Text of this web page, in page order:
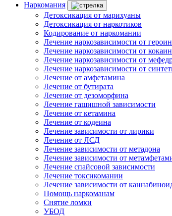
Наркомания
Детоксикация от марихуаны
Детоксикация от наркотиков
Кодирование от наркомании
Лечение наркозависимости от
Лечение наркозависимости от
Лечение наркозависимости от
Лечение наркозависимости от
Лечение от амфетамина
Лечение от бутирата
Лечение от дезоморфина
Лечение гашишной зависимости
Лечение от кетамина
Лечение от кодеина
Лечение зависимости от лирики
Лечение от ЛСД
Лечение зависимости от метадона
Лечение зависимости от
Лечение спайсовой зависимости
Лечение токсикомании
Лечение зависимости от
Помощь наркоманам
Снятие ломки
УБОД